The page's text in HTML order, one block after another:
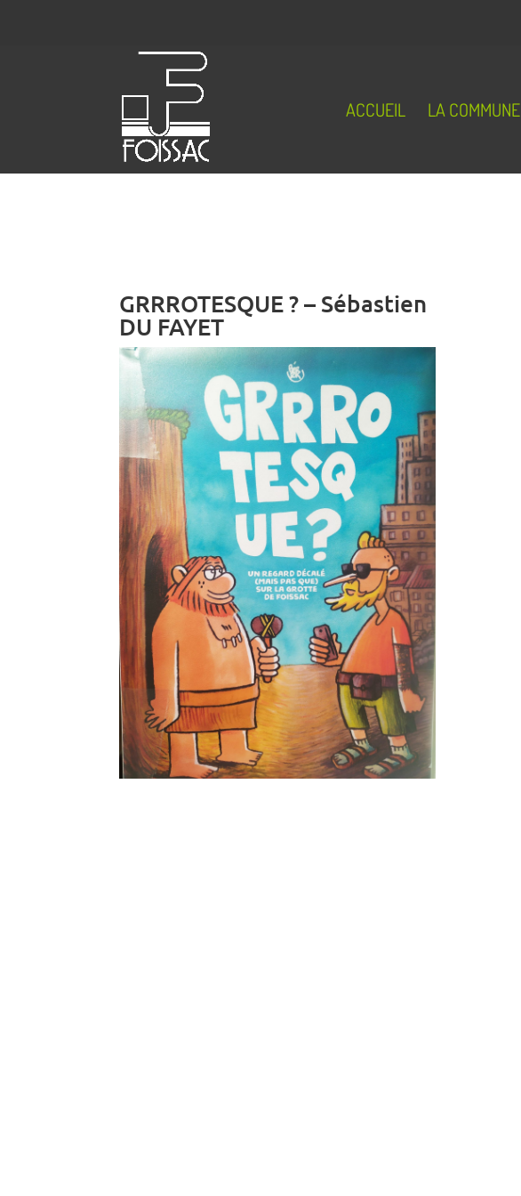
ACCUEIL LA COMMUNE
GRRROTESQUE ? – Sébastien
DU FAYET